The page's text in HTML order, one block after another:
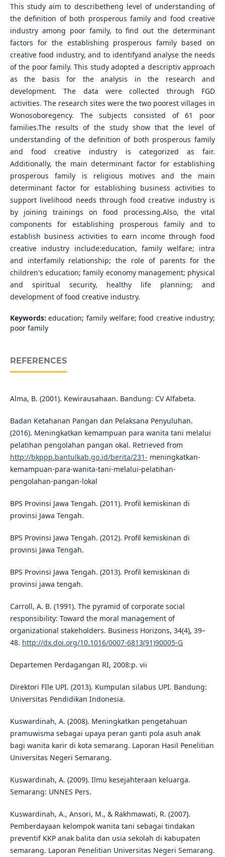
This study aim to describetheng level of understanding of
the definition of both prosperous family and food creative
industry among poor family, to find out the determinant
factors for the establishing prosperous family based on
creative food industry, and to identifyand analyse the needs
of the poor family. This study adopted a descriptiv approach
as the basis for the analysis in the research and
development. The data were collected through FGD
activities. The research sites were the two poorest villages in
Wonosoboregency. The subjects consisted of 61 poor
families.The results of the study show that the level of
understanding of the definition of both prosperous family
and food creative industry is categorized as fair.
Additionally, the main determinant factor for establishing
prosperous family is religious motives and the main
determinant factor for establishing business activities to
support livelihood needs through food creative industry is
by joining trainings on food processing.Also, the vital
components for establishing prosperous family and to
establish business activities to earn income through food
creative industry include:education, family welfare; intra
and interfamily relationship; the role of parents for the
children's education; family economy management; physical
and spiritual security, healthy life planning; and
development of food creative industry.
Keywords:education; family welfare; food creative industry;
poor family
REFERENCES
Alma, B. (2001). Kewirausahaan. Bandung: CV Alfabeta.
Badan Ketahanan Pangan dan Pelaksana Penyuluhan.
(2016). Meningkatkan kemampuan para wanita tani melalui
pelatihan pengolahan pangan okal. Retrieved from
http://bkppp.bantulkab.go.id/berita/231- meningkatkan-
kemampuan-para-wanita-tani-melalui-pelatihan-
pengolahan-pangan-lokal
BPS Provinsi Jawa Tengah. (2011). Profil kemiskinan di
provinsi Jawa Tengah.
BPS Provinsi Jawa Tengah. (2012). Profil kemiskinan di
provinsi Jawa Tengah.
BPS Provinsi Jawa Tengah. (2013). Profil kemiskinan di
provinsi jawa tengah.
Carroll, A. B. (1991). The pyramid of corporate social
responsibility: Toward the moral management of
organizational stakeholders. Business Horizons, 34(4), 39–
48. http://dx.doi.org/10.1016/0007-6813(91)90005-G
Departemen Perdagangan RI, 2008:p. vii
Direktori FIle UPI. (2013). Kumpulan silabus UPI. Bandung:
Universitas Pendidikan Indonesia.
Kuswardinah, A. (2008). Meningkatkan pengetahuan
pramuwisma sebagai upaya peran ganti pola asuh anak
bagi wanita karir di kota semarang. Laporan Hasil Penelitian
Universitas Negeri Semarang.
Kuswardinah, A. (2009). Ilmu kesejahteraan keluarga.
Semarang: UNNES Pers.
Kuswardinah, A., Ansori, M., & Rakhmawati, R. (2007).
Pemberdayaan kelompok wanita tani sebagai tindakan
preventif KKP anak balita dan usia sekolah di kabupaten
semarang. Laporan Penelitian Universitas Negeri Semarang.